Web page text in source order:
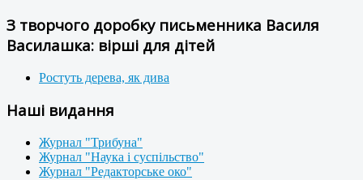
З творчого доробку письменника Василя
Василашка: вірші для дітей
Ростуть дерева, як дива
Наші видання
Журнал "Трибуна"
Журнал "Наука і суспільство"
Журнал "Редакторське око"